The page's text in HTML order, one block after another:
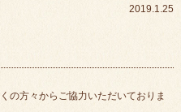
2019.1.25
の方々からご協力いただいておりま